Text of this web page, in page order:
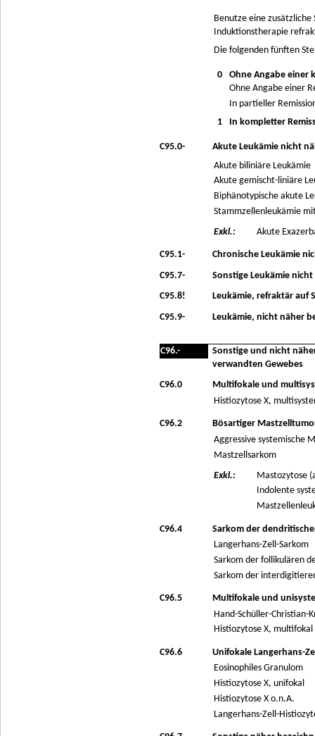
Benutze eine zusätzliche
Induktionstherapie
Die folgenden fünften
0
Ohne Angabe einer
Ohne Angabe einer
In partieller
1
In kompletter
C95.0-
Akute Leukämie nicht
Akute biliniäre Leukämie
Akute gemischt-liniäre
Biphänotypische akute
Stammzellenleukämie
Exkl.:
Akute
C95.1-
Chronische Leukämie
C95.7-
Sonstige Leukämie
C95.8!
Leukämie, refraktär auf
C95.9-
Leukämie, nicht näher
C96.-
Sonstige und nicht
verwandten Gewebes
C96.0
Multifokale und
Histiozytose X,
C96.2
Bösartiger
Aggressive systemische
Mastzellsarkom
Exkl.:
Mastozytose
Indolente
C96.4
Sarkom der
Langerhans-Zell-Sarkom
Sarkom der follikulären
Sarkom der
C96.5
Multifokale und
Hand-Schüller-Christian-
Histiozytose X, multifokal
C96.6
Unifokale Langerhans-
Eosinophiles Granulom
Histiozytose X, unifokal
Histiozytose X o.n.A.
Langerhans-Zell-